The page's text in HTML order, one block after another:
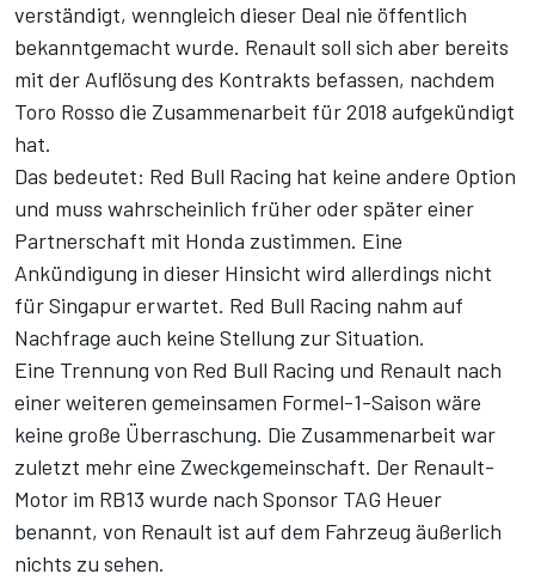
verständigt, wenngleich dieser Deal nie öffentlich
bekanntgemacht wurde. Renault soll sich aber bereits
mit der Auflösung des Kontrakts befassen, nachdem
Toro Rosso die Zusammenarbeit für 2018 aufgekündigt
hat.
Das bedeutet: Red Bull Racing hat keine andere Option
und muss wahrscheinlich früher oder später einer
Partnerschaft mit Honda zustimmen. Eine
Ankündigung in dieser Hinsicht wird allerdings nicht
für Singapur erwartet. Red Bull Racing nahm auf
Nachfrage auch keine Stellung zur Situation.
Eine Trennung von Red Bull Racing und Renault nach
einer weiteren gemeinsamen Formel-1-Saison wäre
keine große Überraschung. Die Zusammenarbeit war
zuletzt mehr eine Zweckgemeinschaft. Der Renault-
Motor im RB13 wurde nach Sponsor TAG Heuer
benannt, von Renault ist auf dem Fahrzeug äußerlich
nichts zu sehen.